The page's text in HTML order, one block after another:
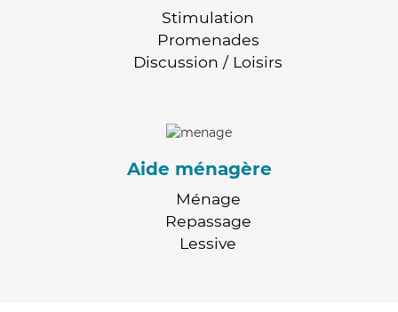
Stimulation
Promenades
Discussion / Loisirs
Aide ménagère
Ménage
Repassage
Lessive